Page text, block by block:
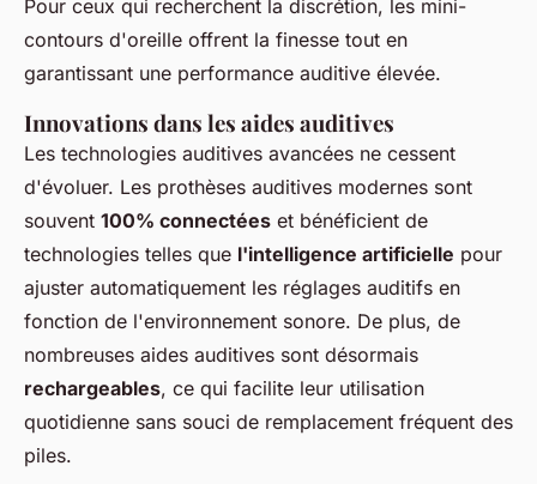
Pour ceux qui recherchent la discrétion, les mini-
contours d'oreille offrent la finesse tout en
garantissant une performance auditive élevée.
Innovations dans les aides auditives
Les technologies auditives avancées ne cessent
d'évoluer. Les prothèses auditives modernes sont
souvent 100% connectées et bénéficient de
technologies telles que l'intelligence artificielle pour
ajuster automatiquement les réglages auditifs en
fonction de l'environnement sonore. De plus, de
nombreuses aides auditives sont désormais
rechargeables, ce qui facilite leur utilisation
quotidienne sans souci de remplacement fréquent des
piles.